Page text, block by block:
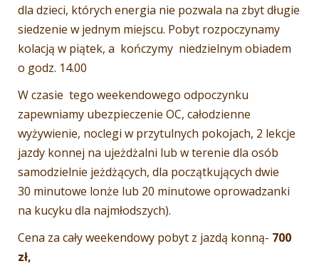
dla dzieci, których energia nie pozwala na zbyt długie
siedzenie w jednym miejscu. Pobyt rozpoczynamy
kolacją w piątek, a kończymy niedzielnym obiadem
o godz. 14.00
W czasie tego weekendowego odpoczynku
zapewniamy ubezpieczenie OC, całodzienne
wyżywienie, noclegi w przytulnych pokojach, 2 lekcje
jazdy konnej na ujeżdżalni lub w terenie dla osób
samodzielnie jeżdżących, dla początkujących dwie
30 minutowe lonże lub 20 minutowe oprowadzanki
na kucyku dla najmłodszych).
Cena za cały weekendowy pobyt z jazdą konną- 700
zł,